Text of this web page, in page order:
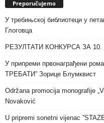
Preporučujemo
У требињској библиотеци у
Глоговца
РЕЗУЛТАТИ КОНКУРСА ЗА
У припреми првонаграђени
ТРЕБАТИ” Зорице Блумквист
Održana promocija monografije
Novaković
U pripremi sonetni vijenac